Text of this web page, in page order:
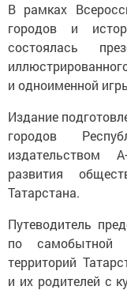
В рамках
городов и
состоялась
и одноименной
Издание
городов
издательством
развития
Татарстана.
Путеводитель
по самобытной
территорий
и их родителей с